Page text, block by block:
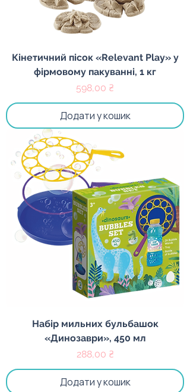
Кінетичний пісок «Relevant Play» у
фірмовому пакуванні, 1 кг
Ціна
598,00 ₴
Додати у кошик
Набір мильних бульбашок
«Динозаври», 450 мл
Ціна
288,00 ₴
Додати у кошик